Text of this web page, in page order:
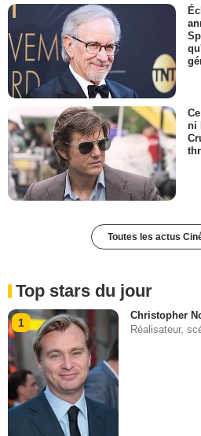
ni
Toutes les actus
Top stars du jour
1
Christopher
Réalisateur,